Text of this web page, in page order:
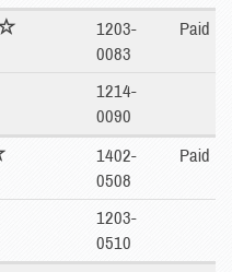
1203-
0083
Paid
1214-
0090
1402-
0508
Paid
1203-
0510